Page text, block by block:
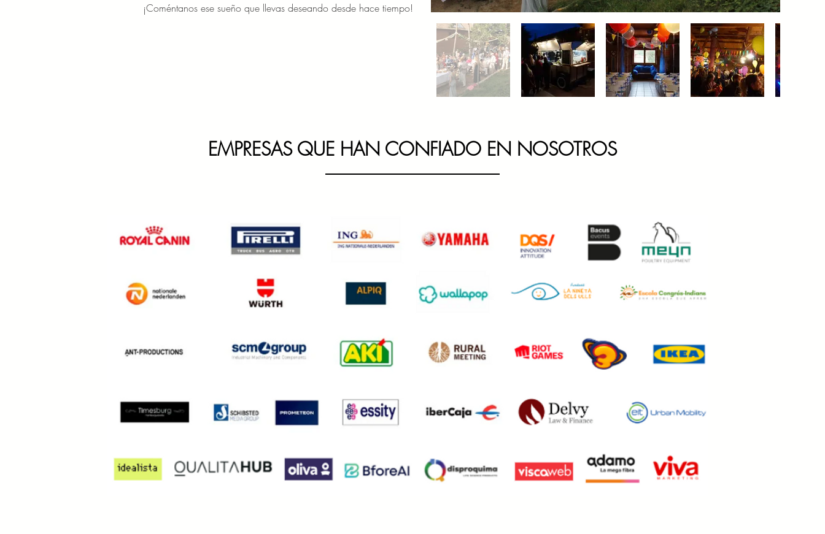
¡Coméntanos ese sueño que llevas deseando desde hace tiempo!
EMPRESAS QUE HAN CONFIADO EN NOSOTROS